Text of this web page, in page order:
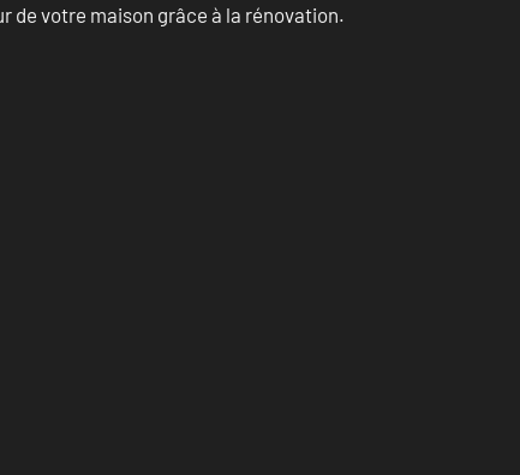
de votre maison grâce à la rénovation.